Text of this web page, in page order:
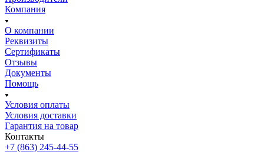
Компания
О компании
Реквизиты
Сертификаты
Отзывы
Документы
Помощь
Условия оплаты
Условия доставки
Гарантия на товар
Контакты
+7 (863) 245-44-55